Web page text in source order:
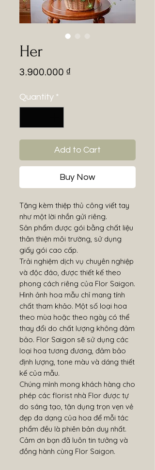
Her
3.900.000 ₫
Quantity *
Add to Cart
Buy Now
Tặng kèm thiệp thủ công viết tay
như một lời nhắn gửi riêng.
Sản phẩm được gói bằng chất liệu
thân thiện môi trường, sử dụng
giấy gói cao cấp.
Trải nghiệm dịch vụ chuyên nghiệp
và độc đáo, được thiết kế theo
phong cách riêng của Flor Saigon.
Hình ảnh hoa mẫu chỉ mang tính
chất tham khảo. Một số loại hoa
theo mùa hoặc theo ngày có thể
thay đổi do chất lượng không đảm
bảo. Flor Saigon sẽ sử dụng các
loại hoa tương đương, đảm bảo
định lượng, tone màu và dáng thiết
kế của mẫu.
Chúng mình mong khách hàng cho
phép các florist nhà Flor được tự
do sáng tạo, tận dụng trọn vẹn vẻ
đẹp đa dạng của hoa để mỗi tác
phẩm đều là phiên bản duy nhất.
Cảm ơn bạn đã luôn tin tưởng và
đồng hành cùng Flor Saigon.